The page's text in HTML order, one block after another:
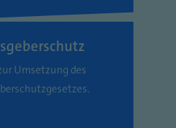
Umsetzung des